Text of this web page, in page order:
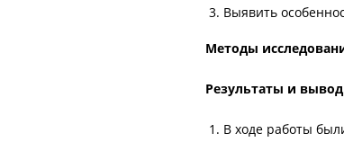
Выявить
Методы
Результаты и
В ходе работы